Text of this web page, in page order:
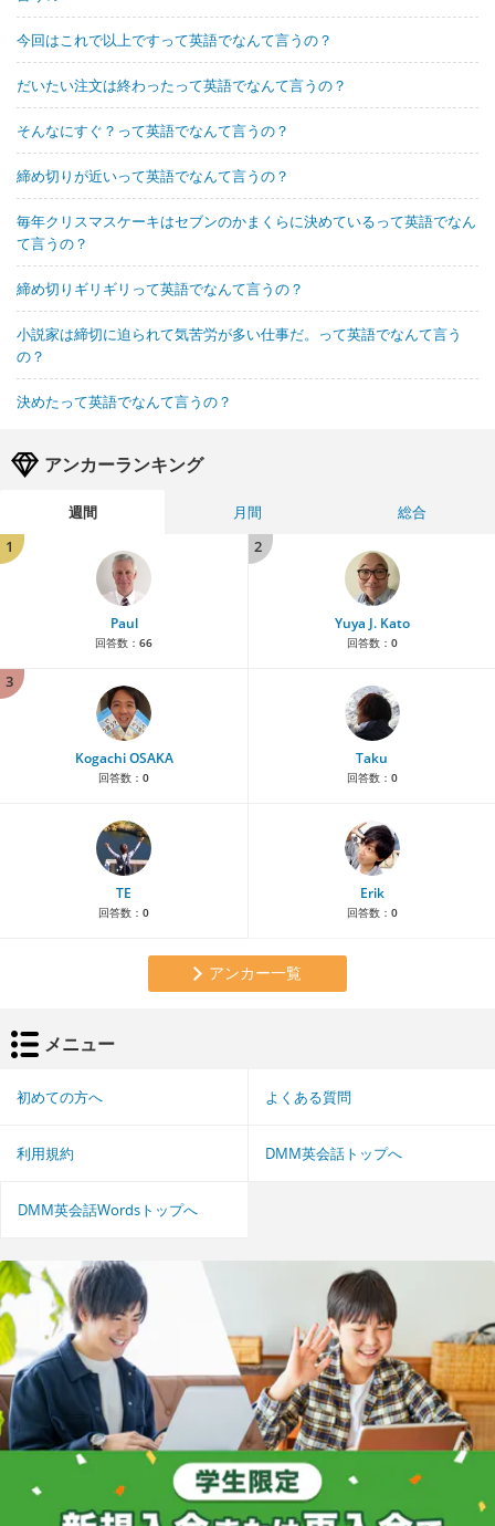
今回はこれで以上ですって英語でなんて言うの？
だいたい注文は終わったって英語でなんて言うの？
そんなにすぐ？って英語でなんて言うの？
締め切りが近いって英語でなんて言うの？
毎年クリスマスケーキはセブンのかまくらに決めているって英語でなん
て言うの？
締め切りギリギリって英語でなんて言うの？
小説家は締切に迫られて気苦労が多い仕事だ。って英語でなんて言う
の？
決めたって英語でなんて言うの？
アンカーランキング
週間 月間
総合
1
Paul
回答数： 66
2
Yuya J. Kato
回答数： 0
3
Kogachi OSAKA
回答数： 0
Taku
回答数： 0
TE
回答数： 0
Erik
回答数： 0
アンカー一覧
メニュー
初めての方へ よくある質問
利用規約 DMM英会話トップへ
DMM英会話Wordsトップへ